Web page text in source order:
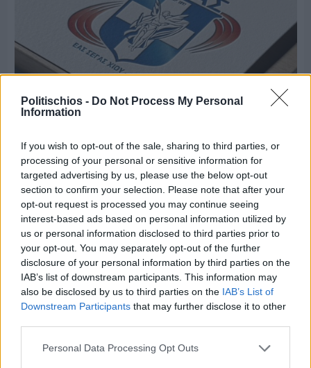
Politischios - Do Not Process My Personal
Information
If you wish to opt-out of the sale, sharing to third parties, or
processing of your personal or sensitive information for
targeted advertising by us, please use the below opt-out
section to confirm your selection. Please note that after your
opt-out request is processed you may continue seeing
interest-based ads based on personal information utilized by
us or personal information disclosed to third parties prior to
your opt-out. You may separately opt-out of the further
disclosure of your personal information by third parties on the
IAB’s list of downstream participants. This information may
also be disclosed by us to third parties on the IAB’s List of
Downstream Participants that may further disclose it to other
Personal Data Processing Opt Outs
Πριν 7 ημέρες
Τρίτος στη σφαιροβολία στη διεθνή συνάντηση
Ελλάδας–Κύπρου Κ18 ο Δημήτρης Τέλλιος